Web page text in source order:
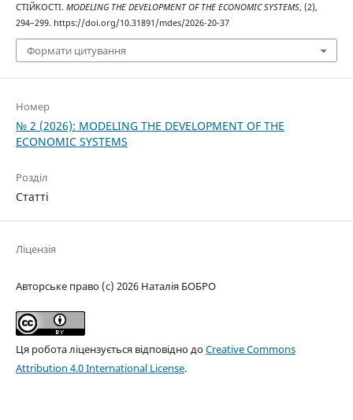
СТІЙКОСТІ. MODELING THE DEVELOPMENT OF THE ECONOMIC SYSTEMS, (2),
294–299. https://doi.org/10.31891/mdes/2026-20-37
Формати цитування
Номер
№ 2 (2026): MODELING THE DEVELOPMENT OF THE
ECONOMIC SYSTEMS
Розділ
Статті
Ліцензія
Авторське право (c) 2026 Наталія БОБРО
Ця робота ліцензується відповідно доCreative Commons
Attribution 4.0 International License.